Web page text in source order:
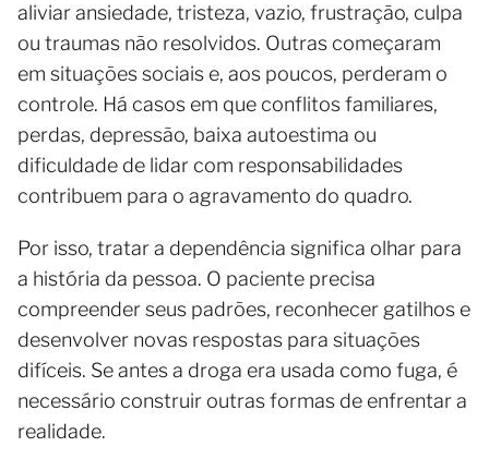
aliviar ansiedade, tristeza, vazio, frustração, culpa
ou traumas não resolvidos. Outras começaram
em situações sociais e, aos poucos, perderam o
controle. Há casos em que conflitos familiares,
perdas, depressão, baixa autoestima ou
dificuldade de lidar com responsabilidades
contribuem para o agravamento do quadro.
Por isso, tratar a dependência significa olhar para
a história da pessoa. O paciente precisa
compreender seus padrões, reconhecer gatilhos e
desenvolver novas respostas para situações
difíceis. Se antes a droga era usada como fuga, é
necessário construir outras formas de enfrentar a
realidade.